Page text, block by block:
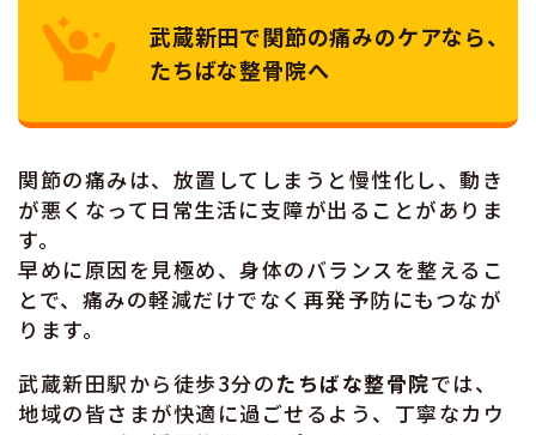
武蔵新田で関節の痛みのケアなら、
たちばな整骨院へ
関節の痛みは、放置してしまうと慢性化し、動き
が悪くなって日常生活に支障が出ることがありま
す。
早めに原因を見極め、身体のバランスを整えるこ
とで、痛みの軽減だけでなく再発予防にもつなが
ります。
武蔵新田駅から徒歩3分のたちばな整骨院では、
地域の皆さまが快適に過ごせるよう、丁寧なカウ